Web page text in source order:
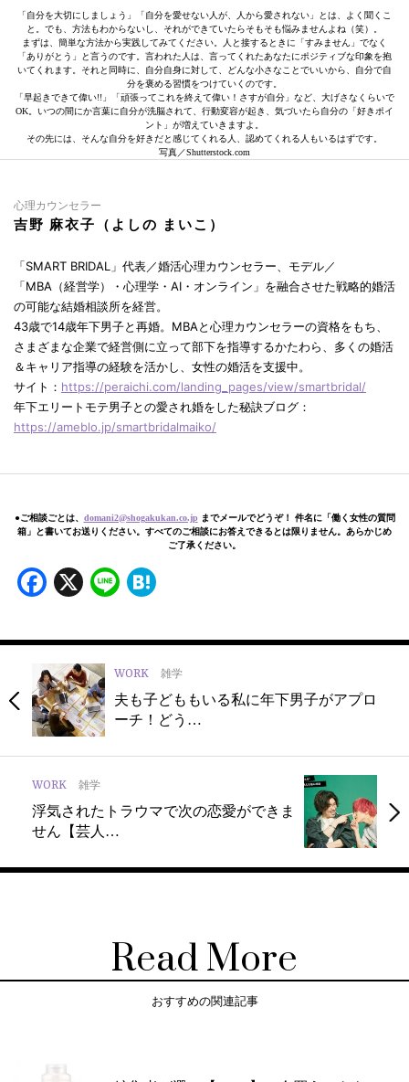
「自分を大切にしましょう」「自分を愛せない人が、人から愛されない」とは、よく聞くこ
と。でも、方法もわからないし、それができていたらそもそも悩みませんよね（笑）。
まずは、簡単な方法から実践してみてください。人と接するときに「すみません」でなく
「ありがとう」と言うのです。言われた人は、言ってくれたあなたにポジティブな印象を抱
いてくれます。それと同時に、自分自身に対して、どんな小さなことでいいから、自分で自
分を褒める習慣をつけていくのです。
「早起きできて偉い!!」「頑張ってこれを終えて偉い！さすが自分」など、大げさなくらいで
OK。いつの間にか言葉に自分が洗脳されて、行動変容が起き、気づいたら自分の「好きポイ
ント」が増えていきますよ。
その先には、そんな自分を好きだと感じてくれる人、認めてくれる人もいるはずです。
写真／Shutterstock.com
心理カウンセラー
吉野 麻衣子（よしの まいこ）
「SMART BRIDAL」代表／婚活心理カウンセラー、モデル／
「MBA（経営学）・心理学・AI・オンライン」を融合させた戦略的婚活
の可能な結婚相談所を経営。
43歳で14歳年下男子と再婚。MBAと心理カウンセラーの資格をもち、
さまざまな企業で経営側に立って部下を指導するかたわら、多くの婚活
＆キャリア指導の経験を活かし、女性の婚活を支援中。
サイト： https://peraichi.com/landing_pages/view/smartbridal/
年下エリートモテ男子との愛され婚をした秘訣ブログ：
https://ameblo.jp/smartbridalmaiko/
●ご相談ごとは、 domani2@shogakukan.co.jp までメールでどうぞ！ 件名に「働く女性の質問
箱」と書いてお送りください。すべてのご相談にお答えできるとは限りません。あらかじめ
ご了承ください。
Facebook
X Line
WORK 雑学
夫も子どももいる私に年下男子がアプロ
ーチ！どう…
WORK 雑学
浮気されたトラウマで次の恋愛ができま
せん【芸人…
Read More
おすすめの関連記事